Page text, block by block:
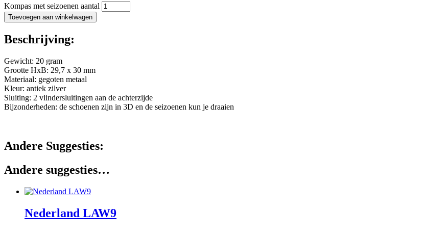
Kompas met seizoenen aantal
Toevoegen aan winkelwagen
Beschrijving:
Gewicht: 20 gram
Grootte HxB: 29,7 x 30 mm
Materiaal: gegoten metaal
Kleur: antiek zilver
Sluiting: 2 vlindersluitingen aan de achterzijde
Bijzonderheden: de schoenen zijn in 3D en de seizoenen kun je draaien
Andere Suggesties:
Andere suggesties…
Nederland LAW9